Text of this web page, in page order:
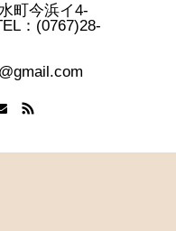
町今浜イ4-
4009